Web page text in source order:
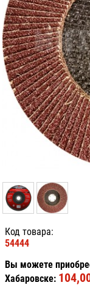
Код товара:
54444
Вы можете
Хабаровске: